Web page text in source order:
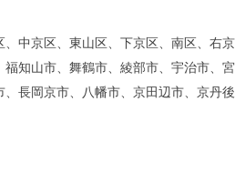
中京区、東山区、下京区、南区、右京
福知山市、舞鶴市、綾部市、宇治市、宮
長岡京市、八幡市、京田辺市、京丹後